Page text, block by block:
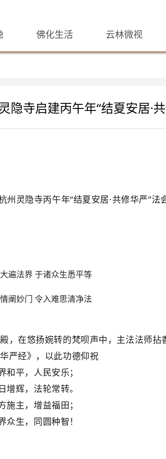
佛化生活 云林微视
隐寺启建丙午年“结夏安居·
灵隐寺丙午年“结夏安居·共修华严”法
遍法界 于诸众生悉平等
阐妙门 令入难思清净法
，在悠扬婉转的梵呗声中，主法法师拈
严经》，以此功德仰祝
和平，人民安乐；
增辉，法轮常转。
施主，增益福田；
众生，同圆种智！